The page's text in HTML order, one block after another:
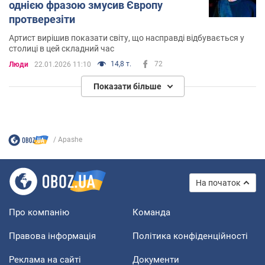
однією фразою змусив Європу
протверезіти
Артист вирішив показати світу, що насправді відбувається у
столиці в цей складний час
Люди 22.01.2026 11:10 14,8 т. 72
Показати більше
Apashe
На початок
Про компанію Команда
Правова інформація Політика конфіденційності
Реклама на сайті Документи